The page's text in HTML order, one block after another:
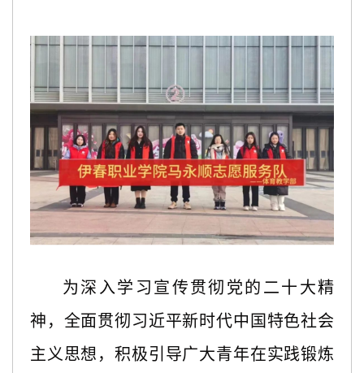
为深入学习宣传贯彻党的二十大精
神，全面贯彻习近平新时代中国特色社会
主义思想，积极引导广大青年在实践锻炼